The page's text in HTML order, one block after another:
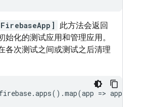
此方法会返回
始化的测试应用和管理应用。
各次测试之间或测试之后清理
=>